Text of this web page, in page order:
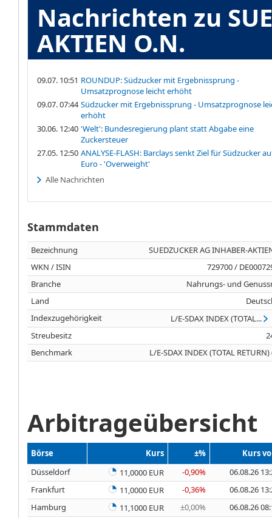
Nachrichten zu
AKTIEN O.N.
09.07. 10:51 ROUNDUP: Südzucker mit Ergebnissprung -
Umsatzprognose leicht erhöht
09.07. 07:44 Südzucker mit Ergebnissprung - Umsatzprognose
erhöht
30.06. 12:40 'Welt': Bundesregierung plant statt Abgabe eine
Zuckersteuer
27.05. 12:50 ANALYSE-FLASH: Barclays senkt Ziel für Südzucker
Euro - 'Overweight'
Alle Nachrichten
Stammdaten
Bezeichnung
SUEDZUCKER AG INHABER-
WKN / ISIN
729700 /
Branche
Nahrungs- und
Land
Indexzugehörigkeit
L/E-SDAX INDEX (TOTAL...
Streubesitz
Benchmark
L/E-SDAX INDEX (TOTAL RETURN)
Arbitrageübersicht
Börse Kurs ±%
Kurs
Düsseldorf
11,0000 EUR -0,90%
06.08.26
Frankfurt
11,0000 EUR -0,36%
06.08.26
Hamburg
11,1000 EUR ±0,00%
06.08.26